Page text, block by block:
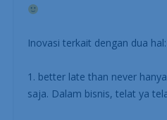
Inovasi terkait dengan dua
1. better late than never
saja. Dalam bisnis, telat ya